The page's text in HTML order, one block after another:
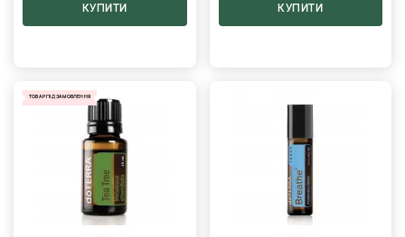
КУПИТИ КУПИТИ
ТОВАР ПІД ЗАМОВЛЕННЯ